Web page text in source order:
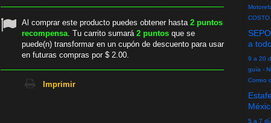
Al comprar este producto puedes obtener hasta 2 puntos
recompensa. Tu carrito sumará 2 puntos que se
puede(n) transformar en un cupón de descuento para usar
en futuras compras por $ 2.00.
Imprimir
COSTO
a
9 a 20
guía -
Correo
5 a 7